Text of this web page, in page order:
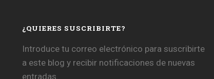
¿QUIERES SUSCRIBIRTE?
Introduce tu correo electrónico para suscribirte
a este blog y recibir notificaciones de nuevas
entradas.